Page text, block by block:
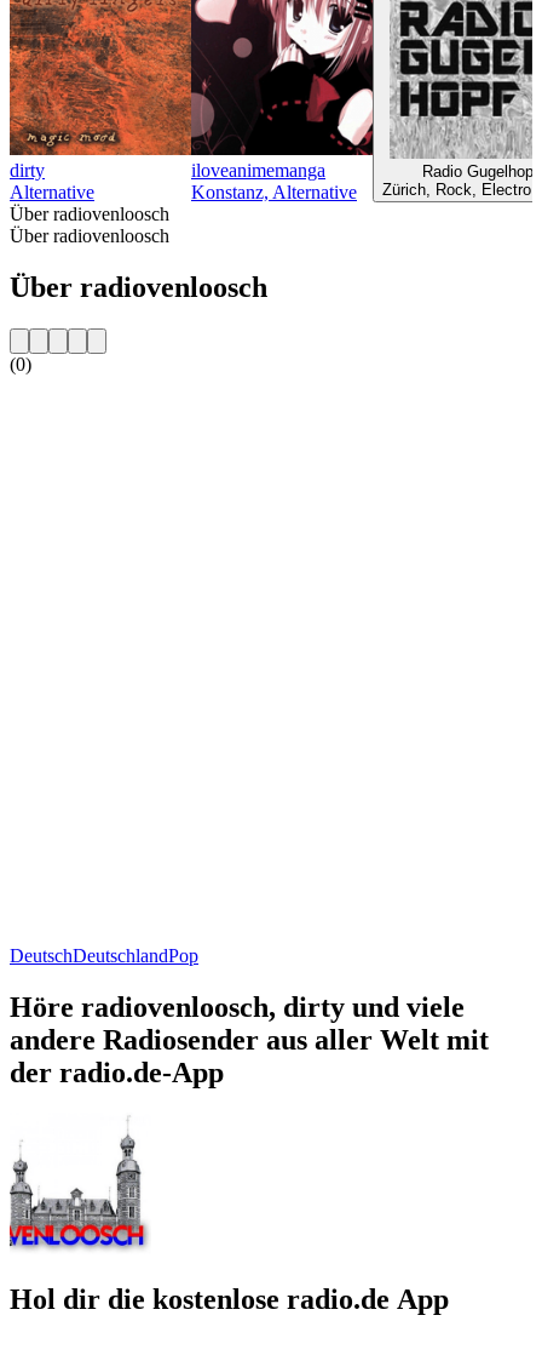
dirty
Alternative
iloveanimemanga
Konstanz, Alternative
Radio Gugelhopf
Zürich, Rock, Electro,
Über radiovenloosch
Über radiovenloosch
Über radiovenloosch
(0)
DeutschDeutschlandPop
Höre radiovenloosch, dirty und viele
andere Radiosender aus aller Welt mit
der radio.de-App
Hol dir die kostenlose radio.de App